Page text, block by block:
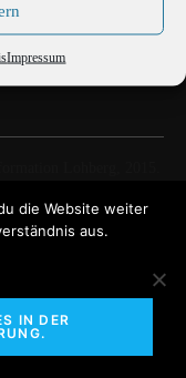
Impressum
die Website weiter
aus.
IN DER